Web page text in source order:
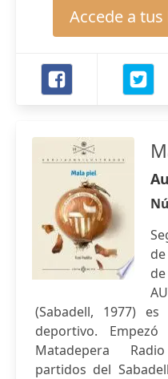
Accede a
(Sabadell, 1977)
deportivo.
Matadepera
partidos del